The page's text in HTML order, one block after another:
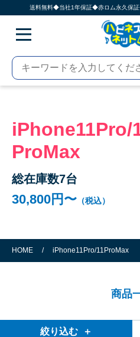
送料無料◆当社1年保証◆赤ロム永久保
iPhone11Pro/
ProMax
総在庫数7台
30,800円〜 （税込）
HOME / iPhone11Pro/11ProMax
商品
絞り込む ＋